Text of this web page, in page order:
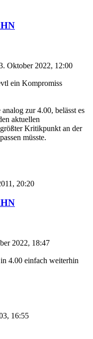
Oktober 2022, 12:00
ein Kompromiss
zur 4.00, belässt es
aktuellen
Kritikpunkt an der
müsste.
20:20
2022, 18:47
4.00 einfach weiterhin
16:55